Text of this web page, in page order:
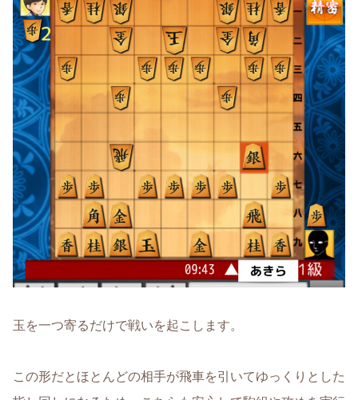
玉を一つ寄るだけで戦いを起こします。
この形だとほとんどの相手が飛車を引いてゆっくりとした